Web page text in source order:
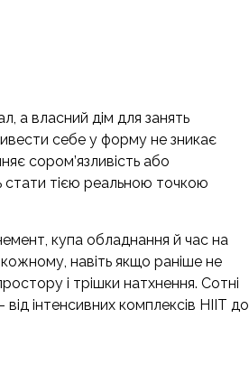
а власний дім для занять
себе у форму не зникає
сором’язливість або
стати тією реальною точкою
купа обладнання й час на
навіть якщо раніше не
і трішки натхнення. Сотні
інтенсивних комплексів HIIT до